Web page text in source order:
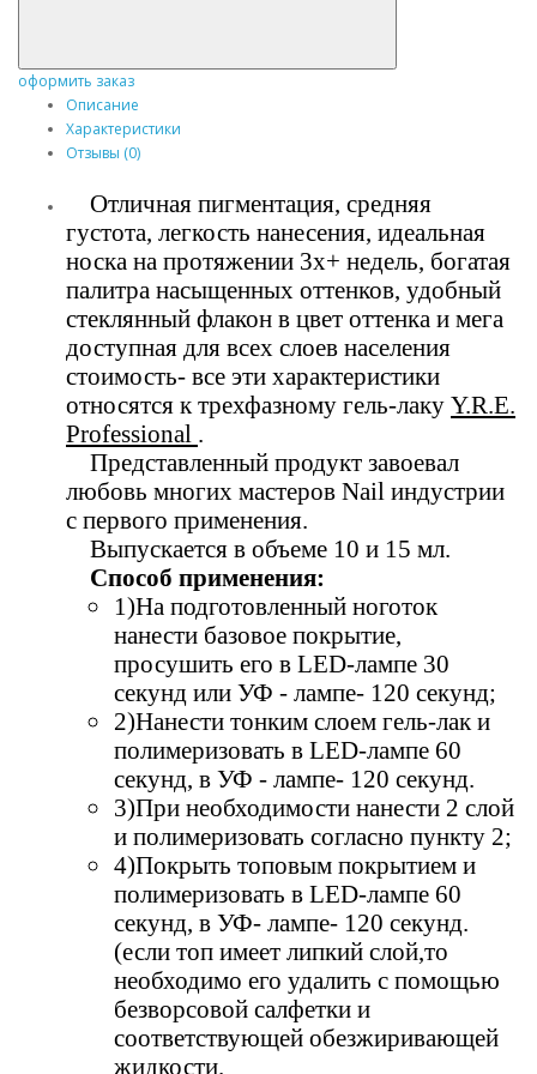
оформить заказ
Описание
Характеристики
Отзывы (0)
Отличная пигментация, средняя
густота, легкость нанесения, идеальная
носка на протяжении 3х+ недель, богатая
палитра насыщенных оттенков, удобный
стеклянный флакон в цвет оттенка и мега
доступная для всех слоев населения
стоимость- все эти характеристики
относятся к трехфазному гель-лаку Y.R.E.
Professional .
Представленный продукт завоевал
любовь многих мастеров Nail индустрии
с первого применения.
Выпускается в объеме 10 и 15 мл.
Способ применения:
1)На подготовленный ноготок
нанести базовое покрытие,
просушить его в LED-лампе 30
секунд или УФ - лампе- 120 секунд;
2)Нанести тонким слоем гель-лак и
полимеризовать в LED-лампе 60
секунд, в УФ - лампе- 120 секунд.
3)При необходимости нанести 2 слой
и полимеризовать согласно пункту 2;
4)Покрыть топовым покрытием и
полимеризовать в LED-лампе 60
секунд, в УФ- лампе- 120 секунд.
(если топ имеет липкий слой,то
необходимо его удалить с помощью
безворсовой салфетки и
соответствующей обезжиривающей
жидкости.